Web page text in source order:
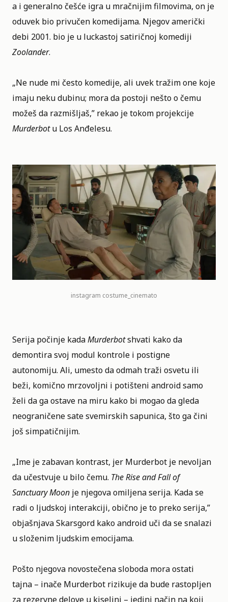
a i generalno češće igra u mračnijim filmovima, on je
oduvek bio privučen komedijama. Njegov američki
debi 2001. bio je u luckastoj satiričnoj komediji
Zoolander.
„Ne nude mi često komedije, ali uvek tražim one koje
imaju neku dubinu; mora da postoji nešto o čemu
možeš da razmišljaš,” rekao je tokom projekcije
Murderbotu Los Anđelesu.
instagram costume_cinemato
Serija počinje kadaMurderbotshvati kako da
demontira svoj modul kontrole i postigne
autonomiju. Ali, umesto da odmah traži osvetu ili
beži, komično mrzovoljni i potišteni android samo
želi da ga ostave na miru kako bi mogao da gleda
neograničene sate svemirskih sapunica, što ga čini
još simpatičnijim.
„Ime je zabavan kontrast, jer Murderbot je nevoljan
da učestvuje u bilo čemu. The Rise and Fall of
Sanctuary Moon je njegova omiljena serija. Kada se
radi o ljudskoj interakciji, obično je to preko serija,”
objašnjava Skarsgord kako android uči da se snalazi
u složenim ljudskim emocijama.
Pošto njegova novostečena sloboda mora ostati
tajna – inače Murderbot rizikuje da bude rastopljen
za rezervne delove u kiselini – jedini način na koji